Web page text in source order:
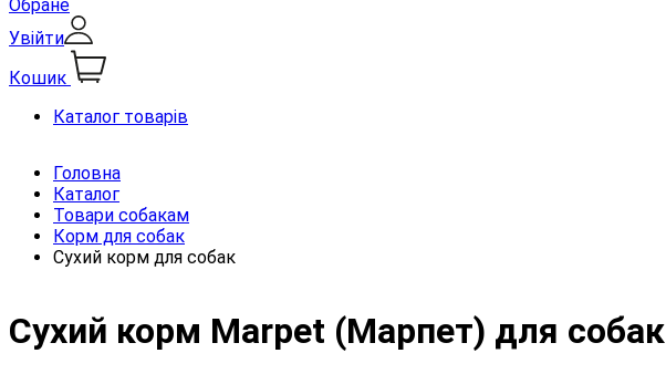
Обране
Увійти
Кошик
Каталог товарів
Головна
Каталог
Товари собакам
Корм для собак
Сухий корм для собак
Сухий корм Marpet (Марпет) для собак